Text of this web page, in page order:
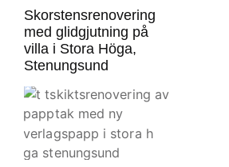
Skorstensrenovering
med glidgjutning på
villa i Stora Höga,
Stenungsund